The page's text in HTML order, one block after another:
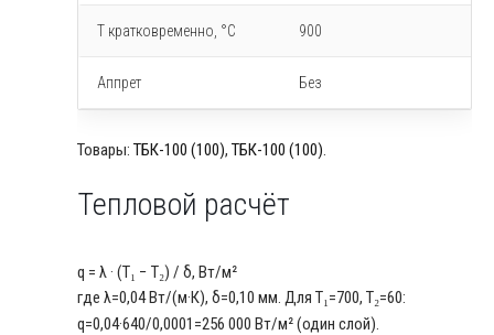
T кратковременно, °C 900
Аппрет Без
Товары: ТБК-100 (100), ТБК-100 (100).
Тепловой расчёт
q = λ · (T₁ − T₂) / δ, Вт/м²
где λ=0,04 Вт/(м·К), δ=0,10 мм. Для T₁=700, T₂=60:
q=0,04·640/0,0001=256 000 Вт/м² (один слой).